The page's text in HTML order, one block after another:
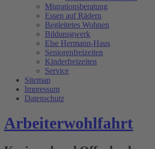
Migrationsberatung
Essen auf Rädern
Begleitetes Wohnen
Bildunsgwerk
Else Hermann-Haus
Seniorenfreizeiten
Kinderfreizeiten
Service
Sitemap
Impressum
Datenschutz
Arbeiterwohlfahrt